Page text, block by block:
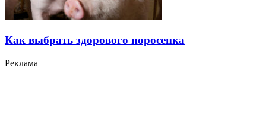
Как выбрать здорового поросенка
Реклама